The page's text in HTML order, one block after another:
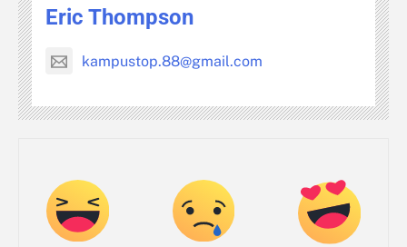
Eric Thompson
kampustop.88@gmail.com